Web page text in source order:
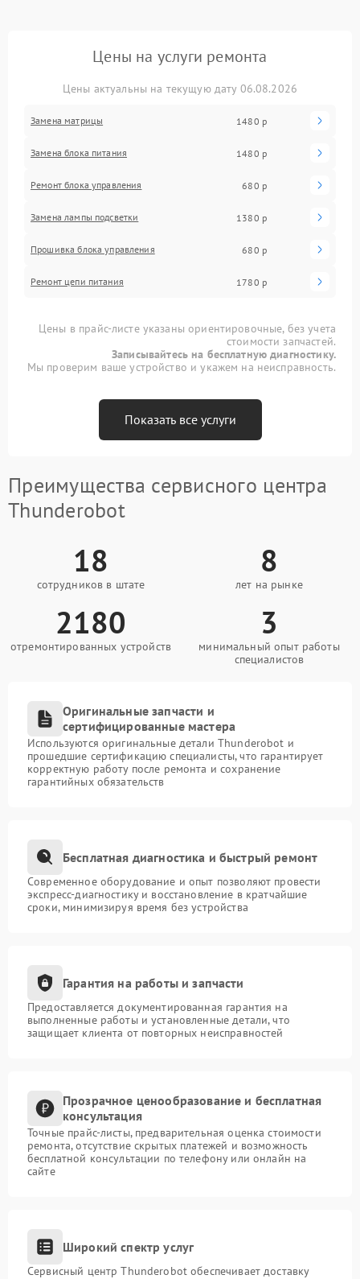
Цены на услуги ремонта
Цены актуальны на текущую дату 06.08.2026
Замена матрицы 1480 р
Замена блока питания 1480 р
Ремонт блока управления 680 р
Замена лампы подсветки 1380 р
Прошивка блока управления 680 р
Ремонт цепи питания 1780 р
Цены в прайс-листе указаны ориентировочные, без учета
стоимости запчастей.
Записывайтесь на бесплатную диагностику.
Мы проверим ваше устройство и укажем на неисправность.
Показать все услуги
Преимущества сервисного центра
Thunderobot
18
сотрудников в штате
8
лет на рынке
2180
отремонтированных устройств
3
минимальный опыт работы
специалистов
Оригинальные запчасти и
сертифицированные мастера
Используются оригинальные детали Thunderobot и
прошедшие сертификацию специалисты, что гарантирует
корректную работу после ремонта и сохранение
гарантийных обязательств
Бесплатная диагностика и быстрый ремонт
Современное оборудование и опыт позволяют провести
экспресс-диагностику и восстановление в кратчайшие
сроки, минимизируя время без устройства
Гарантия на работы и запчасти
Предоставляется документированная гарантия на
выполненные работы и установленные детали, что
защищает клиента от повторных неисправностей
Прозрачное ценообразование и бесплатная
консультация
Точные прайс-листы, предварительная оценка стоимости
ремонта, отсутствие скрытых платежей и возможность
бесплатной консультации по телефону или онлайн на
сайте
Широкий спектр услуг
Сервисный центр Thunderobot обеспечивает доставку